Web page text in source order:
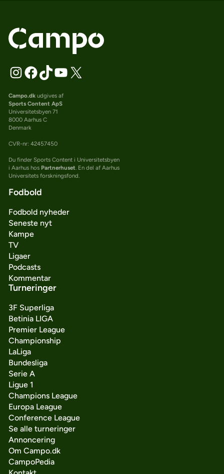
Campo.dkudgives af
Sports Content ApS
Universitetsbyen 71
8000 Aarhus C
Denmark
CVR-nr: 42457450
Du finder Sports Content i Universitetsbyen
i Aarhus hos Partnerhuset . En del af Aarhus
Universitets forskningsfond.
Fodbold
Fodbold nyheder
Seneste nyt
Kampe
TV
Ligaer
Podcasts
Kommentar
Turneringer
3F Superliga
Betinia LIGA
Premier League
Championship
LaLiga
Bundesliga
Serie A
Ligue 1
Champions League
Europa League
Conference League
Se alle turneringer
Annoncering
Om Campo.dk
CampoPedia